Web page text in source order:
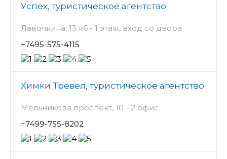
Успех, туристическое агентство
Лавочкина, 13 к6 - 1 этаж, вход со двора
+7495-575-4115
Химки Тревел, туристическое агентство
Мельникова проспект, 10 - 2 офис
+7499-755-8202